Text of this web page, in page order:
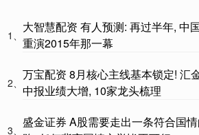
1、
大智慧配资 有人预测: 再过半年, 中
重演2015年那一幕
2、
万宝配资 8月核心主线基本锁定! 汇
中报业绩大增, 10家龙头梳理
3、
盛金证券 A股需要走出一条符合国